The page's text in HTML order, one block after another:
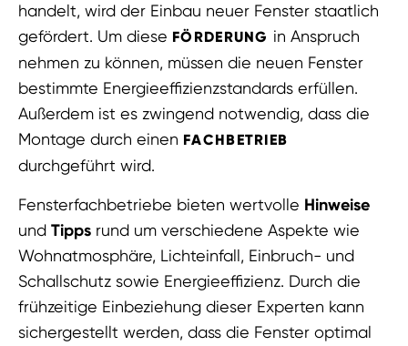
handelt, wird der Einbau neuer Fenster staatlich
gefördert. Um diese FÖRDERUNG in Anspruch
nehmen zu können, müssen die neuen Fenster
bestimmte Energieeffizienzstandards erfüllen.
Außerdem ist es zwingend notwendig, dass die
Montage durch einen FACHBETRIEB
durchgeführt wird.
Fensterfachbetriebe bieten wertvolle Hinweise
und Tipps rund um verschiedene Aspekte wie
Wohnatmosphäre, Lichteinfall, Einbruch- und
Schallschutz sowie Energieeffizienz. Durch die
frühzeitige Einbeziehung dieser Experten kann
sichergestellt werden, dass die Fenster optimal